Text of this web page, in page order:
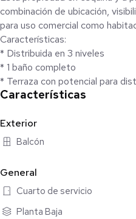
combinación de ubicación,
para uso comercial como
Características:
* Distribuida en 3 niveles
* 1 baño completo
* Terraza con potencial para
* Espacios versátiles
en una zona estratégica o
Guanajuato.
atiendo. 4731376558
Características
Exterior
Balcón
General
Cuarto de servicio
Planta Baja